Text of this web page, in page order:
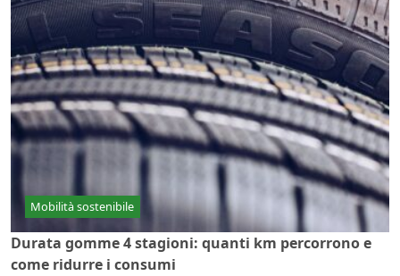
Mobilità sostenibile
Durata gomme 4 stagioni: quanti km percorrono e
come ridurre i consumi